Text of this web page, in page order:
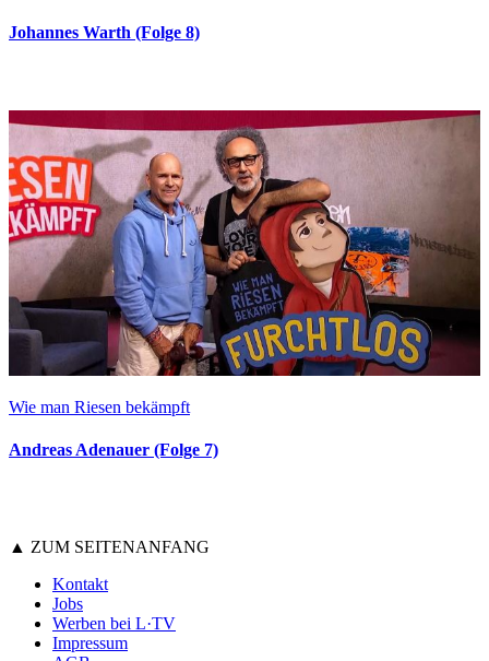
Johannes Warth (Folge 8)
Wie man Riesen bekämpft
Andreas Adenauer (Folge 7)
▲ ZUM SEITENANFANG
Kontakt
Jobs
Werben bei L·TV
Impressum